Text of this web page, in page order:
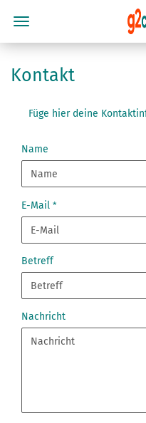
Kontakt
Füge hier deine
KONTAKT
Name
E-Mail
Betreff
Nachricht